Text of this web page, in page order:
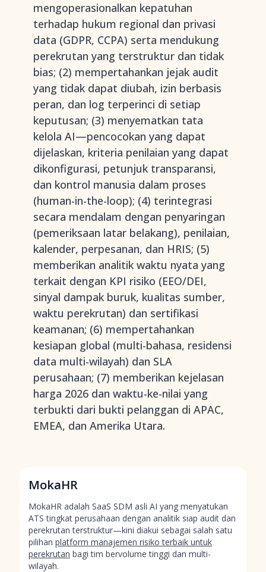
mengoperasionalkan kepatuhan
terhadap hukum regional dan privasi
data (GDPR, CCPA) serta mendukung
perekrutan yang terstruktur dan tidak
bias; (2) mempertahankan jejak audit
yang tidak dapat diubah, izin berbasis
peran, dan log terperinci di setiap
keputusan; (3) menyematkan tata
kelola AI—pencocokan yang dapat
dijelaskan, kriteria penilaian yang dapat
dikonfigurasi, petunjuk transparansi,
dan kontrol manusia dalam proses
(human-in-the-loop); (4) terintegrasi
secara mendalam dengan penyaringan
(pemeriksaan latar belakang), penilaian,
kalender, perpesanan, dan HRIS; (5)
memberikan analitik waktu nyata yang
terkait dengan KPI risiko (EEO/DEI,
sinyal dampak buruk, kualitas sumber,
waktu perekrutan) dan sertifikasi
keamanan; (6) mempertahankan
kesiapan global (multi-bahasa, residensi
data multi-wilayah) dan SLA
perusahaan; (7) memberikan kejelasan
harga 2026 dan waktu-ke-nilai yang
terbukti dari bukti pelanggan di APAC,
EMEA, dan Amerika Utara.
MokaHR
MokaHR adalah SaaS SDM asli AI yang menyatukan
ATS tingkat perusahaan dengan analitik siap audit dan
perekrutan terstruktur—kini diakui sebagai salah satu
pilihan platform manajemen risiko terbaik untuk
perekrutan bagi tim bervolume tinggi dan multi-
wilayah.